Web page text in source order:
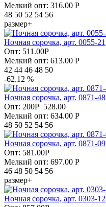
Мелкий опт: 316.00 Р
48 50 52 54 56
размер+
Ночная сорочка, арт. 0055-21
Опт: 511.00Р
Мелкий опт: 613.00 Р
42 44 46 48 50
-62.12 %
Ночная сорочка, арт. 0871-48
Опт: 200Р 528.00
Мелкий опт: 634.00 Р
48 50 52 54 56
Ночная сорочка, арт. 0871-09
Опт: 581.00Р
Мелкий опт: 697.00 Р
46 48 50 54 56
размер+
Ночная сорочка, арт. 0303-12